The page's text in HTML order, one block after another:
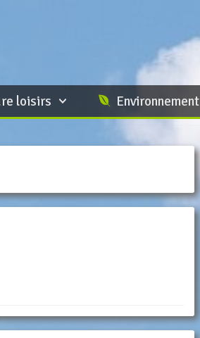
loisirs Environnement